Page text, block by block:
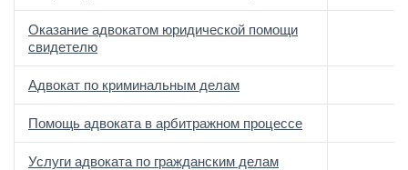
Оказание адвокатом юридической помощи
свидетелю
Адвокат по криминальным делам
Помощь адвоката в арбитражном процессе
Услуги адвоката по гражданским делам